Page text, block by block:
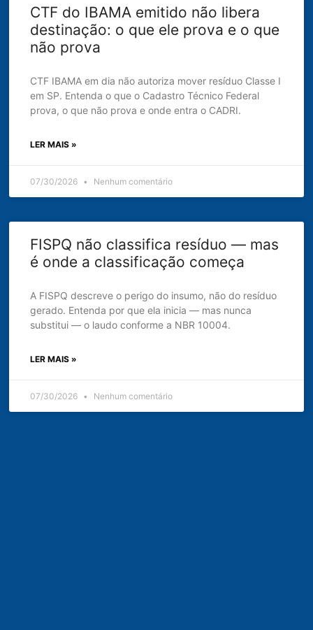
CTF do IBAMA emitido não libera
destinação: o que ele prova e o que
não prova
CTF IBAMA em dia não autoriza mover resíduo Classe I
em SP. Entenda o que o Cadastro Técnico Federal
prova, o que não prova e onde entra o CADRI.
LER MAIS »
07/30/2026 Nenhum comentário
FISPQ não classifica resíduo — mas
é onde a classificação começa
A FISPQ descreve o perigo do insumo, não do resíduo
gerado. Entenda por que ela inicia — mas nunca
substitui — o laudo conforme a NBR 10004.
LER MAIS »
07/30/2026 Nenhum comentário